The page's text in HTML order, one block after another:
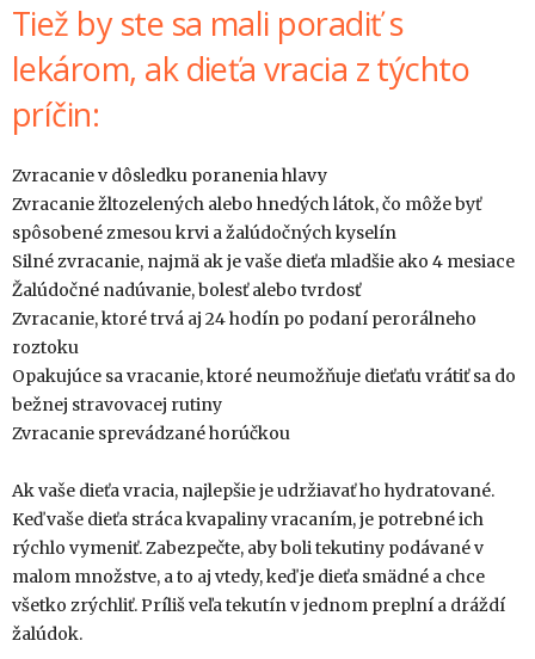
Tiež by ste sa mali poradiť s
lekárom, ak dieťa vracia z týchto
príčin:
Zvracanie v dôsledku poranenia hlavy
Zvracanie žltozelených alebo hnedých látok, čo môže byť
spôsobené zmesou krvi a žalúdočných kyselín
Silné zvracanie, najmä ak je vaše dieťa mladšie ako 4 mesiace
Žalúdočné nadúvanie, bolesť alebo tvrdosť
Zvracanie, ktoré trvá aj 24 hodín po podaní perorálneho
roztoku
Opakujúce sa vracanie, ktoré neumožňuje dieťaťu vrátiť sa do
bežnej stravovacej rutiny
Zvracanie sprevádzané horúčkou
Ak vaše dieťa vracia, najlepšie je udržiavať ho hydratované.
Keď vaše dieťa stráca kvapaliny vracaním, je potrebné ich
rýchlo vymeniť. Zabezpečte, aby boli tekutiny podávané v
malom množstve, a to aj vtedy, keď je dieťa smädné a chce
všetko zrýchliť. Príliš veľa tekutín v jednom preplní a dráždí
žalúdok.